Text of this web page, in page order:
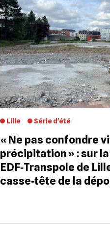
Lille Série d'été
« Ne pas confondre
précipitation » : sur
EDF‐Transpole de
casse‐tête de la